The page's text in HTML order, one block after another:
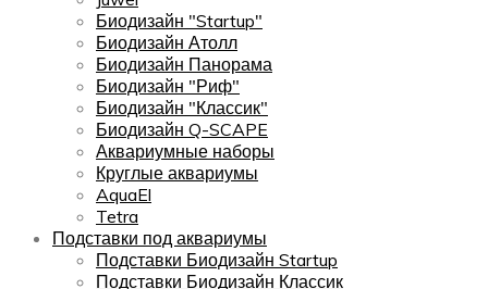
Биодизайн "Startup"
Биодизайн Атолл
Биодизайн Панорама
Биодизайн "Риф"
Биодизайн "Классик"
Биодизайн Q-SCAPE
Аквариумные наборы
Круглые аквариумы
AquaEl
Tetra
Подставки под аквариумы
Подставки Биодизайн Startup
Подставки Биодизайн Классик